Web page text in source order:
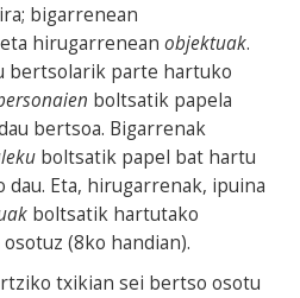
bigarrenean
eta hirugarrenean objektuak.
bertsolarik parte hartuko
boltsatik papela
bertsoa. Bigarrenak
boltsatik papel bat hartu
Eta, hirugarrenak, ipuina
boltsatik hartutako
(8ko handian).
txikian sei bertso osotu